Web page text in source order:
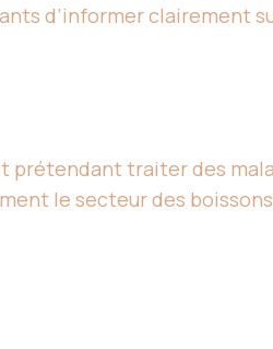
d’informer clairement
traiter des
le secteur des